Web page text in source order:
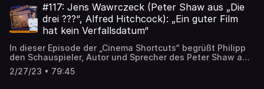
selbstgenähte Batman-Kostüme und sein größtes
Filmtrauma: „Cats“. „Cinema Shortcuts“, der Interview-
Podcast der Kino - und Streamingzeitschrift CINEMA mit
Chefredakteur Philipp Schulze. Fragen, Anregungen, Lob
und Kritik gerne an: podcast@cinema.de
#117: Jens Wawrczeck (Peter Shaw aus „Die
drei ???“, Alfred Hitchcock): „Ein guter Film
hat kein Verfallsdatum“
In dieser Episode der „Cinema Shortcuts“ begrüßt Philipp
den Schauspieler, Autor und Sprecher des Peter Shaw aus
„Die drei ???,“ Jens Wawrczeck. Jens aber nicht nur über
die drei Juniordetektive aus Rocky Beach, sondern auch
2/27/23 • 79:45